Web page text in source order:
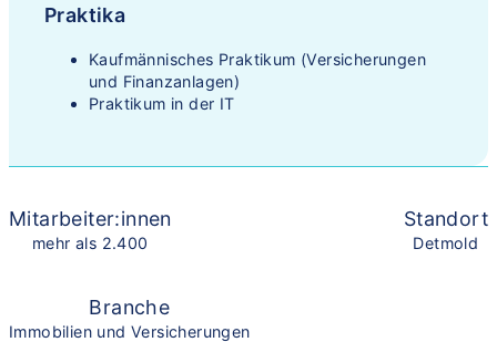
Praktika
Kaufmännisches Praktikum (Versicherungen
und Finanzanlagen)
Praktikum in der IT
Mitarbeiter:innen
mehr als 2.400
Standort
Detmold
Branche
Immobilien und Versicherungen